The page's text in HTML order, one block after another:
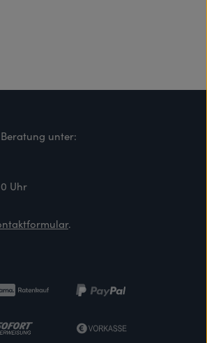
unter:
Uhr
.